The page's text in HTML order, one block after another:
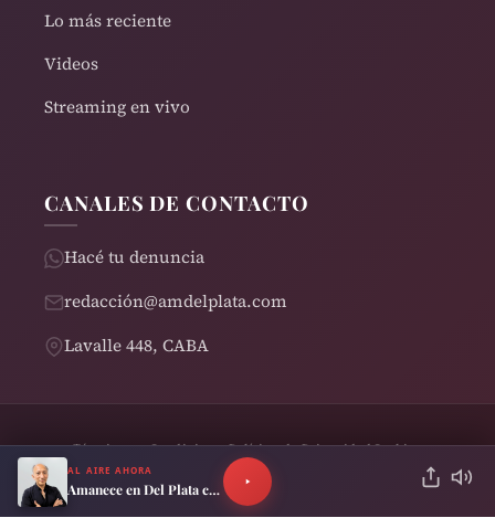
Lo más reciente
Videos
Streaming en vivo
CANALES DE CONTACTO
Hacé tu denuncia
redacción@amdelplata.com
Lavalle 448, CABA
Términos y CondicionesPolítica de PrivacidadCookies
© 2026 AM del Plata 1030 | Design by
AL AIRE AHORA
Amanece en Del Plata con Quique Polimeni